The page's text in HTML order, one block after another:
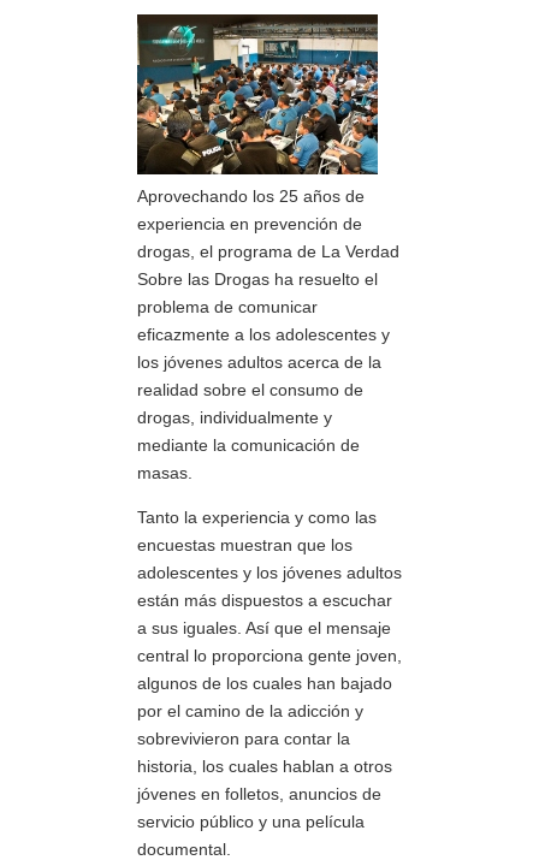
Aprovechando los 25 años de
experiencia en prevención de
drogas, el programa de La Verdad
Sobre las Drogas ha resuelto el
problema de comunicar
eficazmente a los adolescentes y
los jóvenes adultos acerca de la
realidad sobre el consumo de
drogas, individualmente y
mediante la comunicación de
masas.
Tanto la experiencia y como las
encuestas muestran que los
adolescentes y los jóvenes adultos
están más dispuestos a escuchar
a sus iguales. Así que el mensaje
central lo proporciona gente joven,
algunos de los cuales han bajado
por el camino de la adicción y
sobrevivieron para contar la
historia, los cuales hablan a otros
jóvenes en folletos, anuncios de
servicio público y una película
documental.